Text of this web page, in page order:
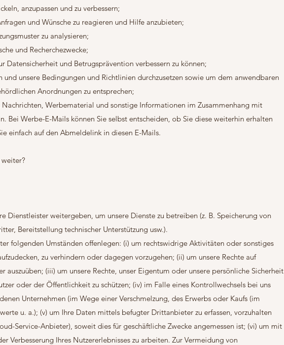
anzupassen und zu verbessern;
und Wünsche zu reagieren und Hilfe anzubieten;
zu analysieren;
und Recherchezwecke;
und Betrugsprävention verbessern zu können;
unsere Bedingungen und Richtlinien durchzusetzen sowie um dem anwendbaren
Anordnungen zu entsprechen;
Werbematerial und sonstige Informationen im Zusammenhang mit
Bei Werbe-E-Mails können Sie selbst entscheiden, ob Sie diese weiterhin erhalten
einfach auf den Abmeldelink in diesen E-Mails.
Dienstleister weitergeben, um unsere Dienste zu betreiben (z. B. Speicherung von
Bereitstellung technischer Unterstützung usw.).
folgenden Umständen offenlegen: (i) um rechtswidrige Aktivitäten oder sonstiges
zu verhindern oder dagegen vorzugehen; (ii) um unsere Rechte auf
auszuüben; (iii) um unsere Rechte, unser Eigentum oder unsere persönliche Sicherheit
oder der Öffentlichkeit zu schützen; (iv) im Falle eines Kontrollwechsels bei uns
Unternehmen (im Wege einer Verschmelzung, des Erwerbs oder Kaufs (im
u. a.); (v) um Ihre Daten mittels befugter Drittanbieter zu erfassen, vorzuhalten
Service-Anbieter), soweit dies für geschäftliche Zwecke angemessen ist; (vi) um mit
Verbesserung Ihres Nutzererlebnisses zu arbeiten. Zur Vermeidung von